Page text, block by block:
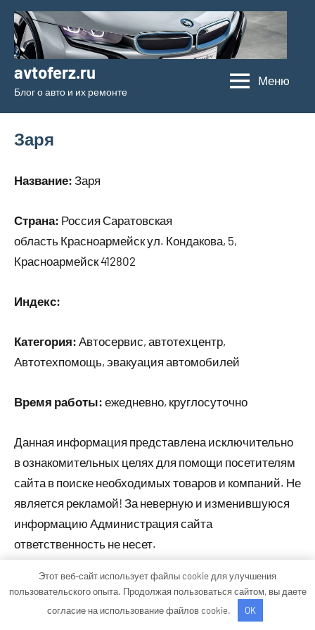
Перейти
содержимому
avtoferz.ru
Блог о авто и их ремонте
Меню
Заря
Название: Заря
Страна: Россия Саратовская
область Красноармейск ул. Кондакова, 5,
Красноармейск 412802
Индекс:
Категория: Автосервис, автотехцентр,
Автотехпомощь, эвакуация автомобилей
Время работы: ежедневно, круглосуточно
Данная информация представлена исключительно
в ознакомительных целях для помощи посетителям
сайта в поиске необходимых товаров и компаний. Не
является рекламой! За неверную и изменившуюся
информацию Администрация сайта
ответственность не несет.
Тема WordPress: Occasio от ThemeZee.
Этот веб-сайт использует файлы cookie для улучшения
пользовательского опыта. Продолжая пользоваться сайтом, вы даете
согласие на использование файлов cookie.
OK